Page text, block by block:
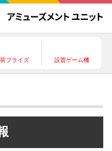
荷プライズ 設置ゲーム機